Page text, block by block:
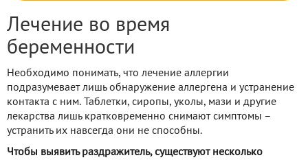
Лечение во время
беременности
Необходимо понимать, что лечение аллергии
подразумевает лишь обнаружение аллергена и устранение
контакта с ним. Таблетки, сиропы, уколы, мази и другие
лекарства лишь кратковременно снимают симптомы –
устранить их навсегда они не способны.
Чтобы выявить раздражитель, существуют несколько